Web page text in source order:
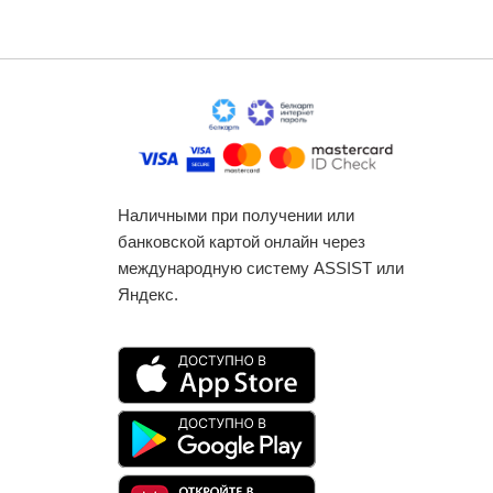
Наличными при получении или
банковской картой онлайн через
международную систему ASSIST или
Яндекс.